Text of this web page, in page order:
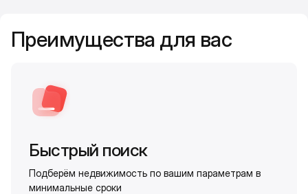
Преимущества для вас
Быстрый поиск
Подберём недвижимость по вашим параметрам в
минимальные сроки